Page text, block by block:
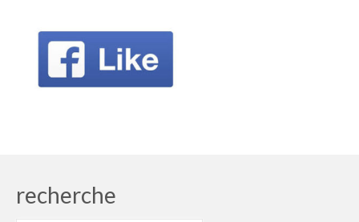
recherche